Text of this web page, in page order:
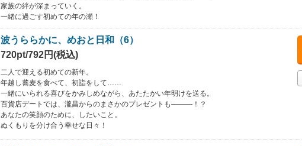
家族の絆が深まっていく。
一緒に過ごす初めての年の瀬！
波うららかに、めおと日和（6）
720pt/792円(税込)
二人で迎える初めての新年。
年越し蕎麦を食べて、初詣をして……
一緒にいられる喜びをかみしめながら、あたたかい年明けを送る。
百貨店デートでは、瀧昌からのまさかのプレゼントも―――！？
あなたの笑顔のために、したいこと。
ぬくもりを分け合う幸せな日々！